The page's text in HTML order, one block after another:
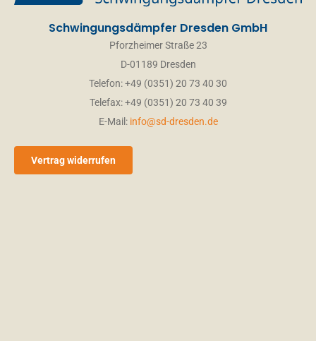
Schwingungsdämpfer Dresden GmbH
Pforzheimer Straße 23
D-01189 Dresden
Telefon: +49 (0351) 20 73 40 30
Telefax: +49 (0351) 20 73 40 39
E-Mail: info@sd-dresden.de
Vertrag widerrufen